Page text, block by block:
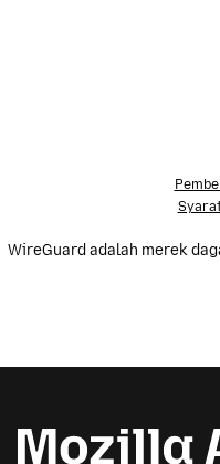
WireGuard adalah merek